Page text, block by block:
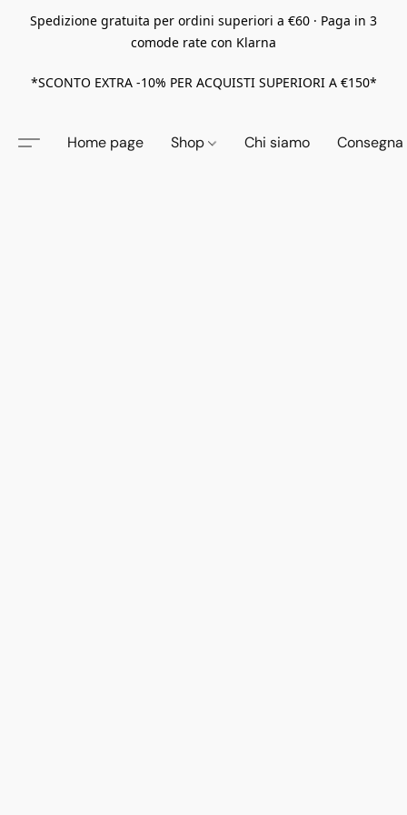
Spedizione gratuita per ordini superiori a €60 · Paga in 3
comode rate con Klarna
*SCONTO EXTRA -10% PER ACQUISTI SUPERIORI A €150*
Home page Shop Chi siamo Consegna